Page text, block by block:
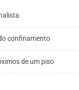
confinamento
de um piso